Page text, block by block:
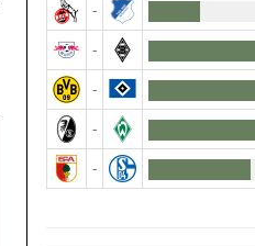
-
-
-
-
-